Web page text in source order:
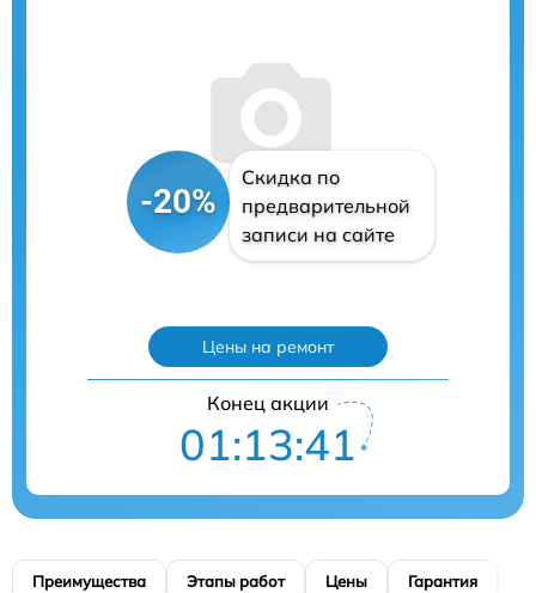
-20%
Скидка по
предварительной
записи на сайте
Цены на ремонт
Конец акции
01:13:40
Преимущества Этапы работ Цены Гарантия